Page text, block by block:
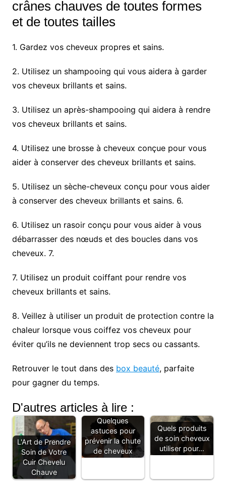
crânes chauves de toutes formes
et de toutes tailles
1. Gardez vos cheveux propres et sains.
2. Utilisez un shampooing qui vous aidera à garder
vos cheveux brillants et sains.
3. Utilisez un après-shampooing qui aidera à rendre
vos cheveux brillants et sains.
4. Utilisez une brosse à cheveux conçue pour vous
aider à conserver des cheveux brillants et sains.
5. Utilisez un sèche-cheveux conçu pour vous aider
à conserver des cheveux brillants et sains. 6.
6. Utilisez un rasoir conçu pour vous aider à vous
débarrasser des nœuds et des boucles dans vos
cheveux. 7.
7. Utilisez un produit coiffant pour rendre vos
cheveux brillants et sains.
8. Veillez à utiliser un produit de protection contre la
chaleur lorsque vous coiffez vos cheveux pour
éviter qu’ils ne deviennent trop secs ou cassants.
Retrouver le tout dans des box beauté, parfaite
pour gagner du temps.
D'autres articles à lire :
L'Art de Prendre
Soin de Votre
Cuir Chevelu
Chauve
Quelques
astuces pour
prévenir la chute
de cheveux
Quels produits
de soin cheveux
utiliser pour…